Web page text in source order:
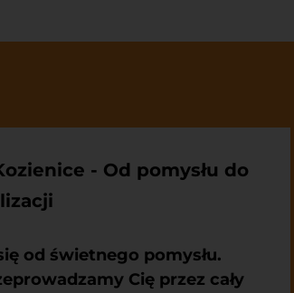
- Od pomysłu do
od świetnego pomysłu.
Cię przez cały